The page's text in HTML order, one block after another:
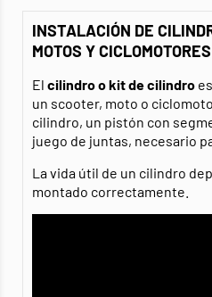
INSTALACIÓN DE
MOTOS Y CICLOMOTORES
El cilindro o kit de cilindro
un scooter, moto o
cilindro, un pistón con
juego de juntas, necesario
La vida útil de un cilindro
montado correctamente.